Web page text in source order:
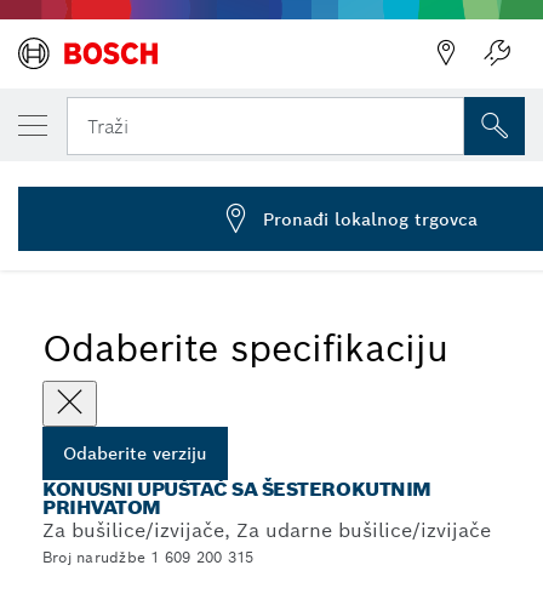
Traži
...
HSS konusni upuštači za meke materijale sa šesterostranim
Odaberite specifikaciju
Odaberite verziju
KONUSNI UPUŠTAČ SA ŠESTEROKUTNIM
PRIHVATOM
Za bušilice/izvijače, Za udarne bušilice/izvijače
Broj narudžbe 1 609 200 315
VAŠA ODABRANA VERZIJA
Konusni upuštači
1 609 200 315
Pronađi lokalnog trgovca